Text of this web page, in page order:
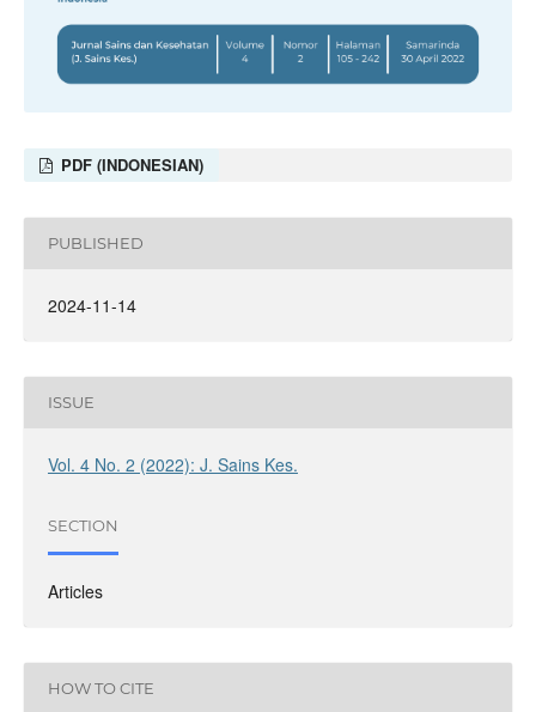
PDF (INDONESIAN)
PUBLISHED
2024-11-14
ISSUE
Vol. 4 No. 2 (2022): J. Sains Kes.
SECTION
Articles
HOW TO CITE